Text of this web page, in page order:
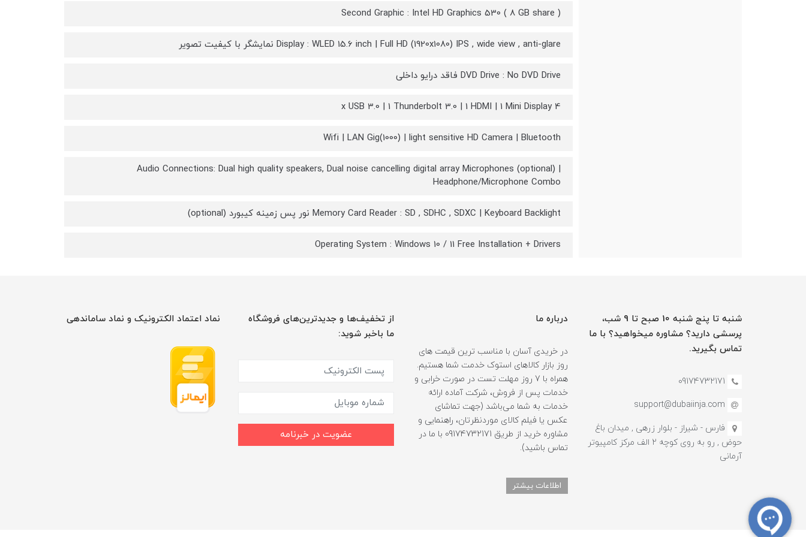
Second Graphic : Intel HD Graphics 530 ( 8 GB share )
Display : WLED 15.6 inch | Full HD (1920x1080) IPS , wide view , anti-glare نمایشگر با کیفیت تصویر
DVD Drive : No DVD Drive فاقد درایو داخلی
4 x USB 3.0 | 1 Thunderbolt 3.0 | 1 HDMI | 1 Mini Display
Wifi | LAN Gig(1000) | light sensitive HD Camera | Bluetooth
Audio Connections: Dual high quality speakers, Dual noise cancelling digital array Microphones (optional) |
Headphone/Microphone Combo
Memory Card Reader : SD , SDHC , SDXC | Keyboard Backlight نور پس زمینه کیبورد (optional)
Operating System : Windows 10 / 11 Free Installation + Drivers
شنبه تا پنج شنبه 10 صبح تا 9 شب،
پرسشی دارید؟ مشاوره میخواهید؟ با ما
تماس بگیرید.
09174732171
support@dubaiinja.com
فارس - شیراز - بلوار زرهی , میدان باغ
حوض , رو به روی کوچه 2 الف مرکز کامپیوتر
آرمانی
درباره ما
در خریدی آسان با مناسب ترین قیمت های
روز بازار کالاهای استوک خدمت شما هستیم.
همراه با 7 روز مهلت تست در صورت خرابی و
خدمات پس از فروش، شرکت آماده ارائه
خدمات به شما می‌باشد (جهت تماشای
عکس یا فیلم کالای موردنظرتان، راهنمایی و
مشاوره خرید از طریق 09174732171 با ما در
تماس باشید).
اطلاعات بیشتر
از تخفیف‌ها و جدیدترین‌های فروشگاه
ما باخبر شوید:
عضویت در خبرنامه
نماد اعتماد الکترونیک و نماد ساماندهی